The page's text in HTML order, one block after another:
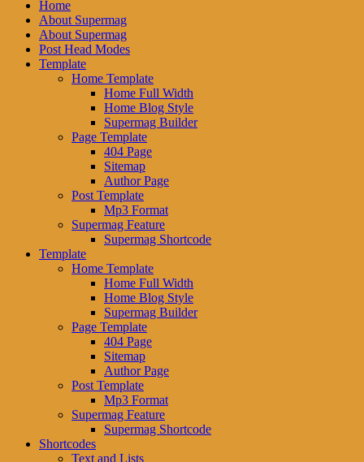
Home
About Supermag
About Supermag
Post Head Modes
Template
Home Template
Home Full Width
Home Blog Style
Supermag Builder
Page Template
404 Page
Sitemap
Author Page
Post Template
Mp3 Format
Supermag Feature
Supermag Shortcode
Template
Home Template
Home Full Width
Home Blog Style
Supermag Builder
Page Template
404 Page
Sitemap
Author Page
Post Template
Mp3 Format
Supermag Feature
Supermag Shortcode
Shortcodes
Text and Lists